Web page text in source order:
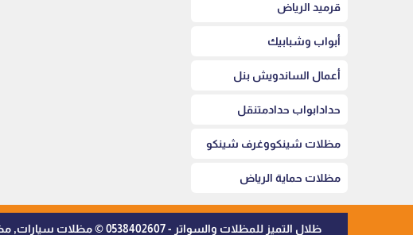
قرميد الرياض
أبواب وشبابيك
أعمال الساندويش بنل
حدادابواب حدادمتنقل
مظلات شينكووغرف شينكو
مظلات حماية الرياض
ظلال التميز للمظلات